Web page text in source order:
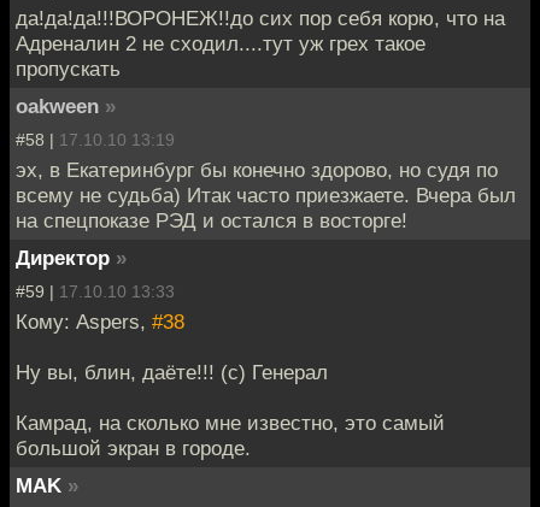
да!да!да!!!ВОРОНЕЖ!!до сих пор себя корю, что на
Адреналин 2 не сходил....тут уж грех такое
пропускать
oakween »
#58 | 17.10.10 13:19
эх, в Екатеринбург бы конечно здорово, но судя по
всему не судьба) Итак часто приезжаете. Вчера был
на спецпоказе РЭД и остался в восторге!
Директор »
#59 | 17.10.10 13:33
Кому: Aspers, #38
Ну вы, блин, даёте!!! (с) Генерал
Камрад, на сколько мне известно, это самый
большой экран в городе.
MAK »